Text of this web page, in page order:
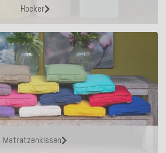
Hocker
Matratzenkissen